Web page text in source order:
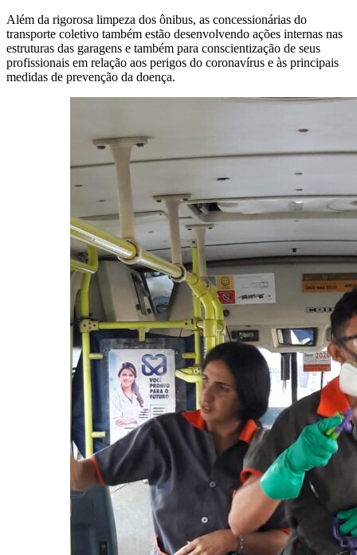
Além da rigorosa limpeza dos ônibus, as concessionárias do
transporte coletivo também estão desenvolvendo ações internas nas
estruturas das garagens e também para conscientização de seus
profissionais em relação aos perigos do coronavírus e às principais
medidas de prevenção da doença.